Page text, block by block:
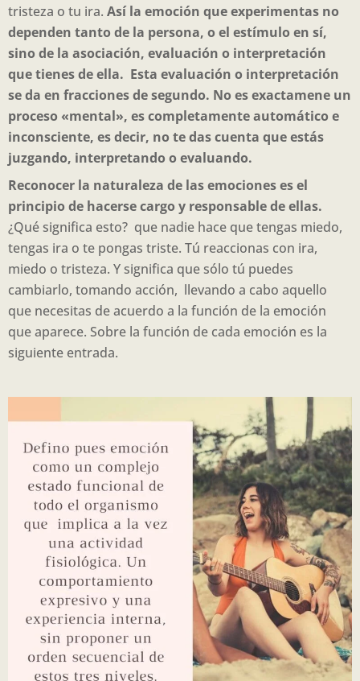
tristeza o tu ira. Así la emoción que experimentas no
dependen tanto de la persona, o el estímulo en sí,
sino de la asociación, evaluación o interpretación
que tienes de ella. Esta evaluación o interpretación
se da en fracciones de segundo. No es exactamene un
proceso «mental», es completamente automático e
inconsciente, es decir, no te das cuenta que estás
juzgando, interpretando o evaluando.
Reconocer la naturaleza de las emociones es el
principio de hacerse cargo y responsable de ellas.
¿Qué significa esto? que nadie hace que tengas miedo,
tengas ira o te pongas triste. Tú reaccionas con ira,
miedo o tristeza. Y significa que sólo tú puedes
cambiarlo, tomando acción, llevando a cabo aquello
que necesitas de acuerdo a la función de la emoción
que aparece. Sobre la función de cada emoción es la
siguiente entrada.